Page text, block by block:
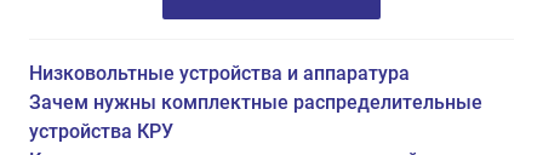
Низковольтные устройства и аппаратура
Зачем нужны комплектные распределительные
устройства КРУ